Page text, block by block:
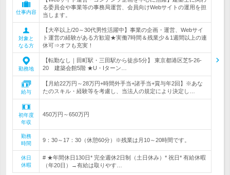
仕事内容
る委員会や事業等の事務局運営、会員向けWebサイトの運用を担
当します。
対象と
なる方
【大卒以上/20～30代男性活躍中】事業の企画・運営、Webサイ
ト運営の経験がある方歓迎★実働7時間＆残業少＆1週間以上の連
休可⇒オフも充実！
勤務地
【転勤なし｜田町駅・三田駅から徒歩5分】 東京都港区芝5-26-
20 建築会館5階 ★U・Iターン…
給与
【月給22万円～28万円+時間外手当+諸手当+賞与年2回】※あな
たのスキル・経験等を考慮し、当法人の規定により決定し…
初年度
年収
450万円～650万円
勤務
時間
9：30～17：30（休憩60分）※残業は月10～20時間です。
休日
休暇
# ★年間休日130日* 完全週休2日制（土日休み）* 祝日* 有給休暇
（年20日）→有給は取りやす…